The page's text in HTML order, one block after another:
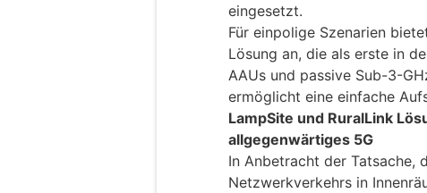
eingesetzt.
Für einpolige Szenarien
Lösung an, die als erste in
AAUs und passive Sub-3-
ermöglicht eine einfache
LampSite und RuralLink
allgegenwärtiges 5G
In Anbetracht der Tatsache,
Netzwerkverkehrs in